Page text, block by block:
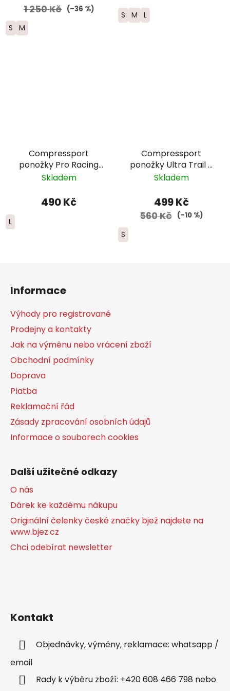
1 250 Kč (–36 %)
S M
S M L
Compressport
ponožky Pro Racing
Trail - růžová
Skladem
490 Kč
L
Compressport
ponožky Ultra Trail -
černá
Skladem
499 Kč
560 Kč (–10 %)
S
Informace
Výhody pro registrované
Prodejny a kontakty
Jak na výměnu nebo vrácení zboží
Obchodní podmínky
Doprava
Platba
Reklamační řád
Zásady zpracování osobních údajů
Informace o souborech cookies
Další užitečné odkazy
O nás
Dárek ke každému nákupu
Originální čelenky české značky bjež najdete na
www.bjez.cz
Chci odebírat newsletter
Kontakt
Objednávky, výměny, reklamace: whatsapp /
email
Rady k výběru zboží: +420 608 466 798 nebo